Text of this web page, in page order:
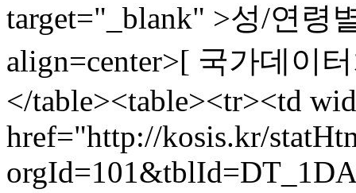
target="_blank" >성/연령
align=center>[ 국가데이
</table><table><tr><td
href="http://kosis.kr/